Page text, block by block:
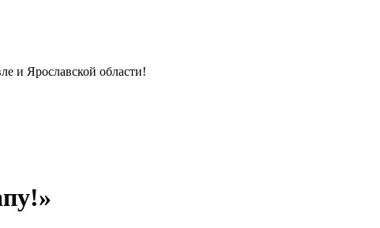
и Ярославской области!